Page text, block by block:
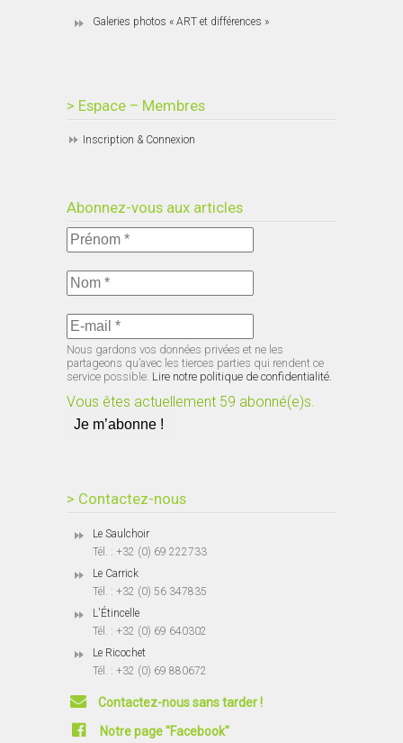
Galeries photos « ART et différences »
> Espace – Membres
Inscription & Connexion
Abonnez-vous aux articles
Nous gardons vos données privées et ne les
partageons qu’avec les tierces parties qui rendent ce
service possible. Lire notre politique de confidentialité.
Vous êtes actuellement 59 abonné(e)s.
> Contactez-nous
Le Saulchoir
Tél. : +32 (0) 69 222733
Le Carrick
Tél. : +32 (0) 56 347835
L'Étincelle
Tél. : +32 (0) 69 640302
Le Ricochet
Tél. : +32 (0) 69 880672
Contactez-nous sans tarder !
Notre page "Facebook"